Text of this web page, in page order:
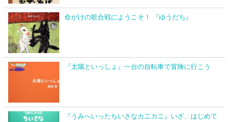
命がけの歌合戦にようこそ！ 『ゆうだち』
『太陽といっしょ』一台の自転車で冒険に行こう
『うみへいったちいさなカニカニ』いざ、はじめて